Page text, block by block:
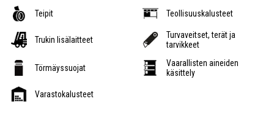
Teipit Teollisuuskalusteet
Trukin lisälaitteet
Turvaveitset, terät ja
tarvikkeet
Törmäyssuojat
Vaarallisten aineiden
käsittely
Varastokalusteet